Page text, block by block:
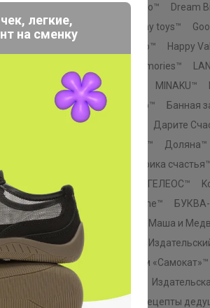
Dolce Ceramo™ Dream
FIGHT EMPIRE™ Funny toys™
Greengo™ Happy
Keep memories™
MARVEL™ Me to You™ MINAKU™
Автоград™ Арт Узор™ Банная
Дарим Красиво™ Дарите
Добропаровъ™ Доляна™
Фабрика счастья™
Этель™ ГЕЛЕОС™
Patrol™
Hasbro™ Luazon Home™
мастерская™
Маша и
AKUBA™
Издательский дом «Самокат»™
МОЗАИКА-СИНТЕЗ™
SAFEX™ Мой выбор™
Рецепты
легкие,
на сменку